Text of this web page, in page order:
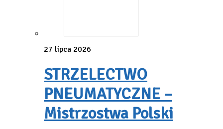
27 lipca 2026
STRZELECTWO
PNEUMATYCZNE –
Mistrzostwa Polski